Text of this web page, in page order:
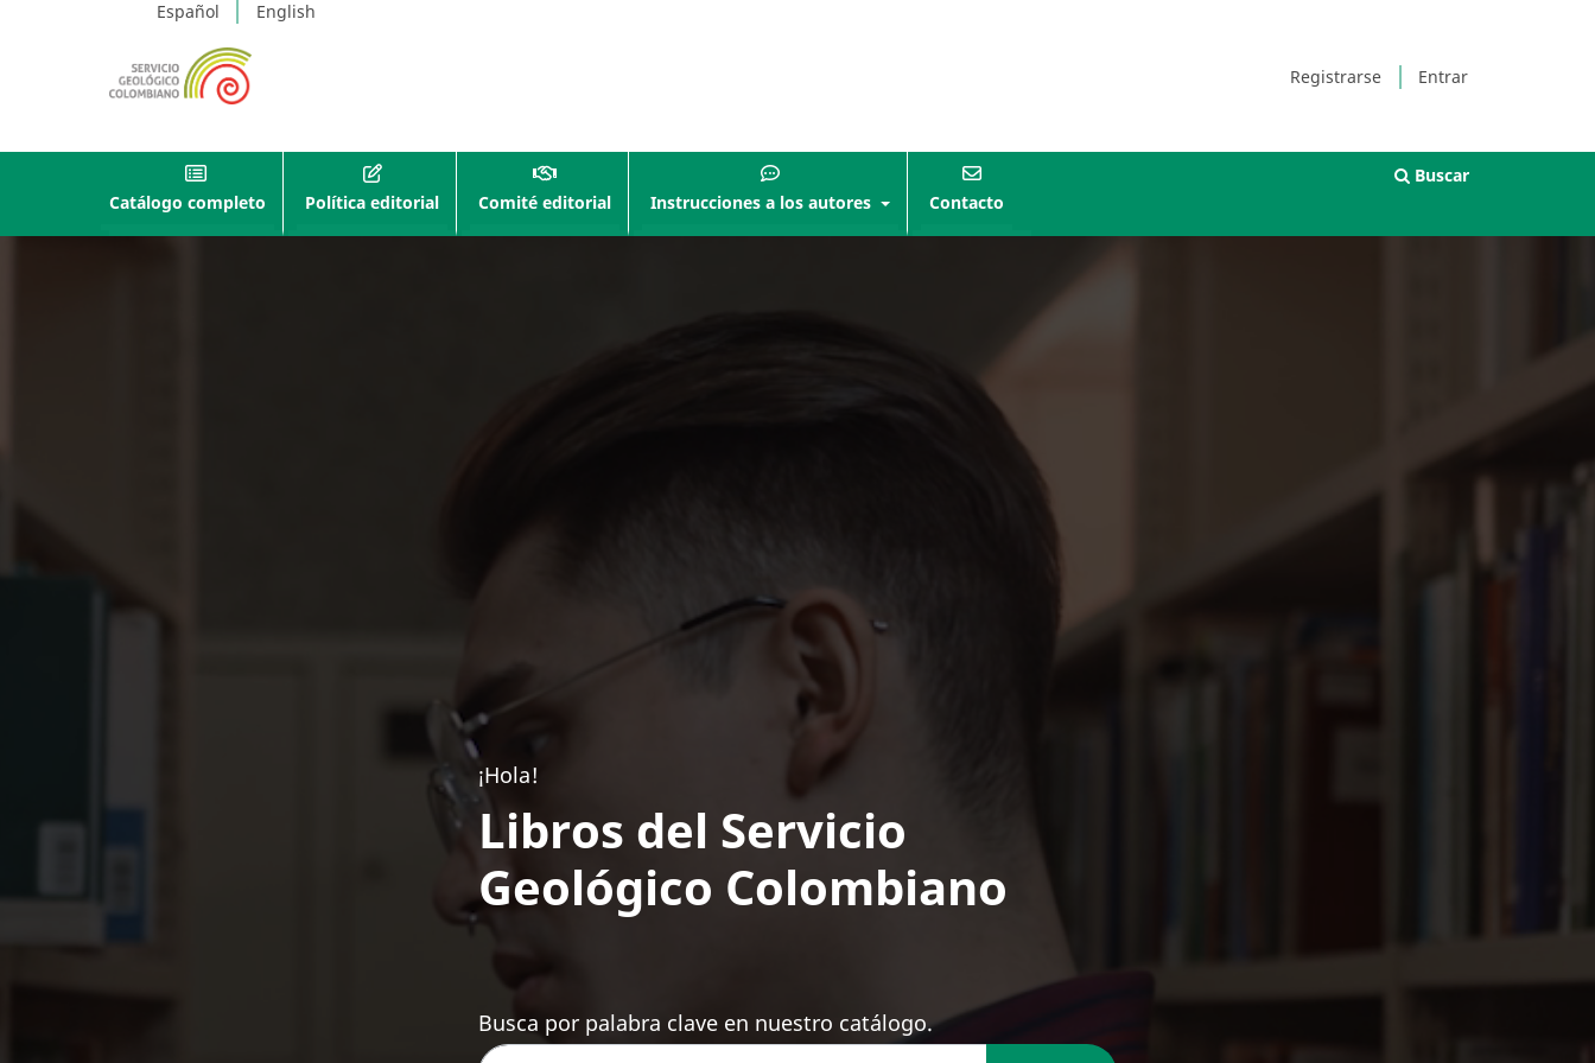
Español English
Registrarse Entrar
Catálogo completo Política editorial Comité editorial Instrucciones a los autores Contacto
Buscar
¡Hola!
Libros del Servicio
Geológico Colombiano
Busca por palabra clave en nuestro catálogo.